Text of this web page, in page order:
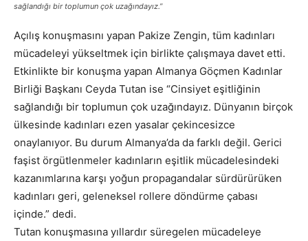
sağlandığı bir toplumun çok uzağındayız.”
Açılış konuşmasını yapan Pakize Zengin, tüm kadınları
mücadeleyi yükseltmek için birlikte çalışmaya davet etti.
Etkinlikte bir konuşma yapan Almanya Göçmen Kadınlar
Birliği Başkanı Ceyda Tutan ise “Cinsiyet eşitliğinin
sağlandığı bir toplumun çok uzağındayız. Dünyanın birçok
ülkesinde kadınları ezen yasalar çekincesizce
onaylanıyor. Bu durum Almanya’da da farklı değil. Gerici
faşist örgütlenmeler kadınların eşitlik mücadelesindeki
kazanımlarına karşı yoğun propagandalar sürdürürüken
kadınları geri, geleneksel rollere döndürme çabası
içinde.” dedi.
Tutan konuşmasına yıllardır süregelen mücadeleye